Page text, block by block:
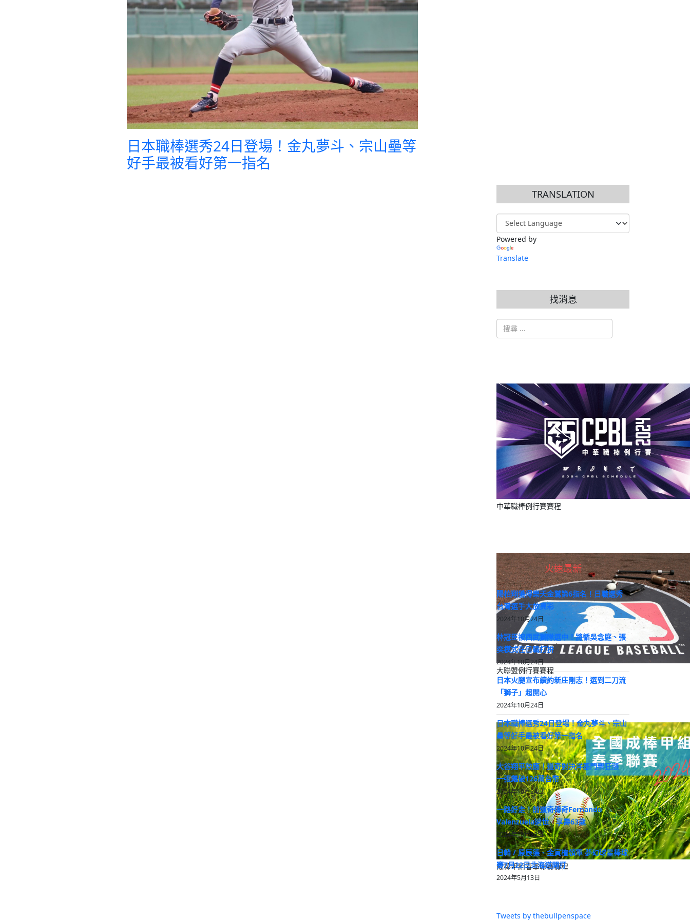
日本職棒選秀24日登場！金丸夢斗、宗山壘等
好手最被看好第一指名
TRANSLATION
Powered by
Translate
找消息
搜索
中華職棒例行賽賽程
大聯盟例行賽賽程
成棒甲組春季聯賽賽程
火速最新
陽柏翔獲得樂天金鷲第6指名！日職選秀
台灣選手大放異彩
2024年10月24日
林冠臣被西武獅隊選中！將循吳念庭、張
奕模式在日職打拚
2024年10月24日
日本火腿宣布續約新庄剛志！選到二刀流
「獅子」超開心
2024年10月24日
日本職棒選秀24日登場！金丸夢斗、宗山
壘等好手最被看好第一指名
2024年10月24日
大谷翔平效應！道奇對決洋基門票狂漲
一張飆破126萬台幣
2024年10月24日
一路好走！前道奇傳奇Fernando
Valenzuela過世 享壽63歲
2024年10月23日
日韓 / 原辰德、金寅植領軍 夢幻球星棒球
賽7月22日北海道開打
2024年5月13日
Tweets by thebullpenspace